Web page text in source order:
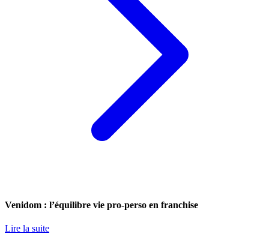
Venidom : l’équilibre vie pro-perso en franchise
Lire la suite